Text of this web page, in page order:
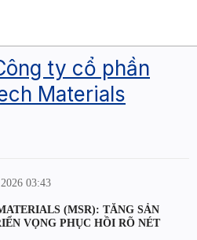
ty cổ phần
Materials
03:43
(MSR): TĂNG SẢN
VỌNG PHỤC HỒI RÕ NÉT